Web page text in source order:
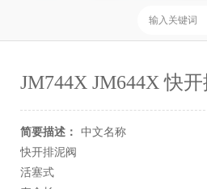
JM744X JM644X 快
简要描述：
中文名称
快开排泥阀
活塞式